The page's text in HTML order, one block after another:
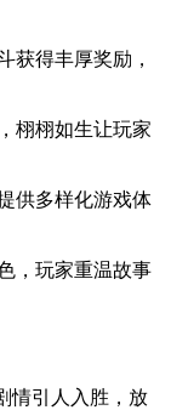
获得丰厚奖励，
栩栩如生让玩家
供多样化游戏体
，玩家重温故事
情引人入胜，放